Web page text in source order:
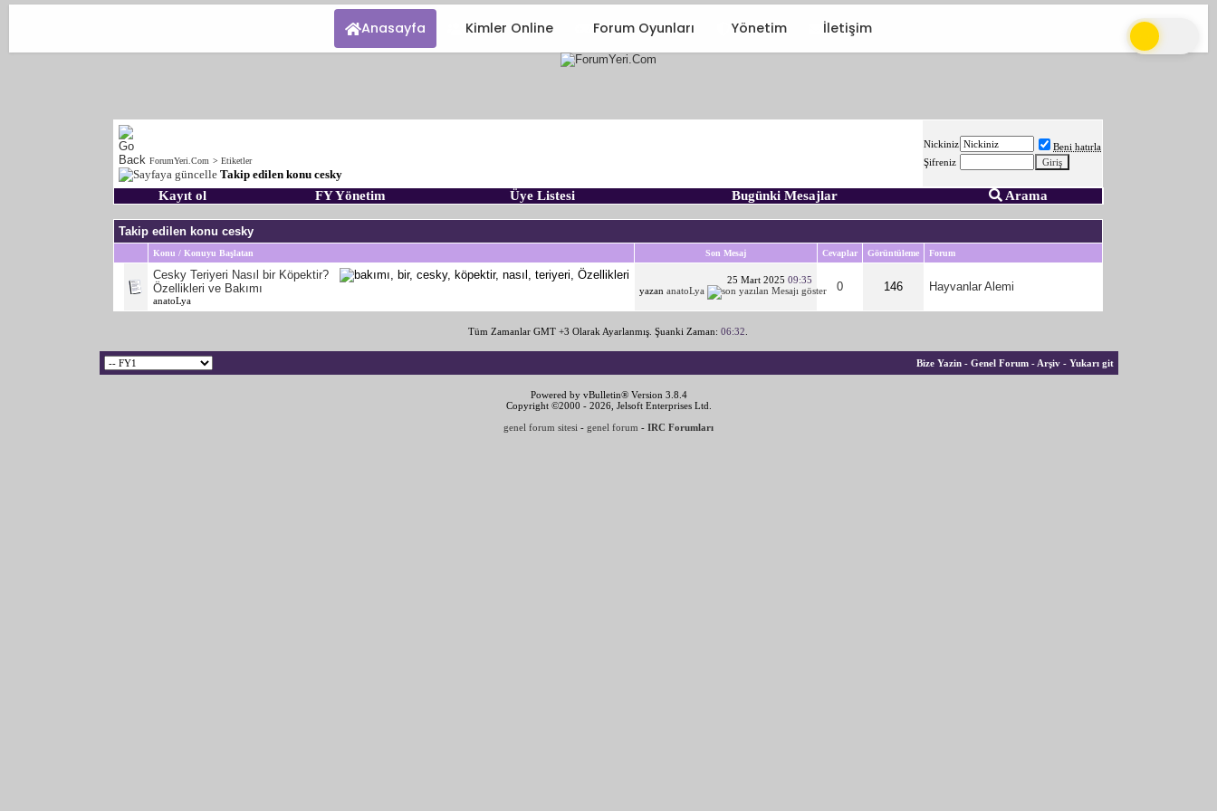
Anasayfa Kimler Online Forum Oyunları Yönetim İletişim
ForumYeri.Com >Etiketler
Takip edilen konu cesky
Nickiniz
Beni hatırla
Şifreniz
Kayıt ol FY Yönetim Üye Listesi Bugünki Mesajlar Arama
Takip edilen konu cesky
Konu / Konuyu Başlatan Son Mesaj Cevaplar Görüntüleme Forum
Cesky Teriyeri Nasıl bir Köpektir?
Özellikleri ve Bakımı
anatoLya
25 Mart 202509:35
yazananatoLya 0 146 Hayvanlar Alemi
Tüm Zamanlar GMT +3 Olarak Ayarlanmış. Şuanki Zaman:06:32
Bize Yazin- Genel Forum- Arşiv- Yukarı git
Powered by vBulletin® Version 3.8.4
Copyright ©2000 - 2026, Jelsoft Enterprises Ltd.
genel forum sitesi - genel forum - IRC Forumları